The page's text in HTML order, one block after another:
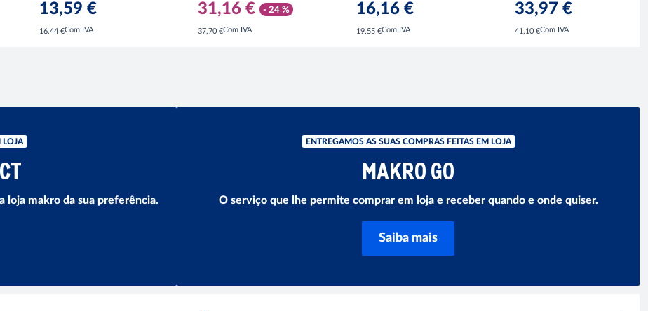
13,59 €
16,44 €Com IVA
31,16 € - 24 %
37,70 €Com IVA
16,16 €
19,55 €Com IVA
33,97 €
41,10 €Com IVA
LOJA
loja makro da sua preferência.
ENTREGAMOS AS SUAS COMPRAS FEITAS EM LOJA
MAKRO GO
O serviço que lhe permite comprar em loja e receber quando e onde quiser.
Saiba mais